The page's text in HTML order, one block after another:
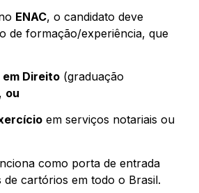
ENAC, o candidato deve
de formação/experiência, que
Direito (graduação
ou
em serviços notariais ou
como porta de entrada
cartórios em todo o Brasil.